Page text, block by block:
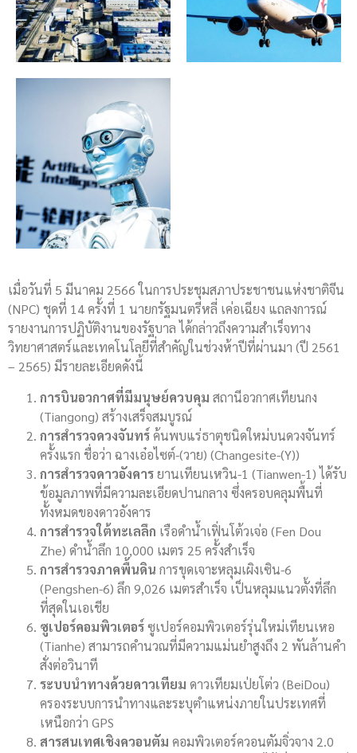
เมื่อวันที่ 5 มีนาคม 2566 ในการประชุมสภาประชาชนแห่งชาติจีน
(NPC) ชุดที่ 14 ครั้งที่ 1 นายกรัฐมนตรีหลี่ เค่อเฉียง แถลงการณ์
รายงานการปฏิบัติงานของรัฐบาล ได้กล่าวถึงความสำเร็จทาง
วิทยาศาสตร์และเทคโนโลยีที่สำคัญในช่วงห้าปีที่ผ่านมา (ปี 2561
– 2565) มีรายละเอียดดังนี้
การบินอวกาศที่มีมนุษย์ควบคุม สถานีอวกาศเทียนกง
(Tiangong) สร้างเสร็จสมบูรณ์
การสำรวจดวงจันทร์ค้นพบแร่ธาตุชนิดใหม่บนดวงจันทร์
ครั้งแรก ชื่อว่า ฉางเอ๋อไซต์-(วาย) (Changesite-(Y))
การสำรวจดาวอังคารยานเทียนเหวิน-1 (Tianwen-1) ได้รับ
ข้อมูลภาพที่มีความละเอียดปานกลาง ซึ่งครอบคลุมพื้นที่
ทั้งหมดของดาวอังคาร
การสำรวจใต้ทะเลลึก เรือดำน้ำเฟิ่นโต้วเจ่อ (Fen Dou
Zhe) ดำน้ำลึก 10,000 เมตร 25 ครั้งสำเร็จ
การสำรวจภาคพื้นดิน การขุดเจาะหลุมเผิงเซิน-6
(Pengshen-6) ลึก 9,026 เมตรสำเร็จ เป็นหลุมแนวตั้งที่ลึก
ที่สุดในเอเชีย
ซูเปอร์คอมพิวเตอร์ซูเปอร์คอมพิวเตอร์รุ่นใหม่เทียนเหอ
(Tianhe) สามารถคำนวณที่มีความแม่นยำสูงถึง 2 พันล้านคำ
สั่งต่อวินาที
ระบบนำทางด้วยดาวเทียม ดาวเทียมเป่ยโต่ว (BeiDou)
ครองระบบการนำทางและระบุตำแหน่งภายในประเทศที่
เหนือกว่า GPS
สารสนเทศเชิงควอนตัม คอมพิวเตอร์ควอนตัมจิ่วจาง 2.0